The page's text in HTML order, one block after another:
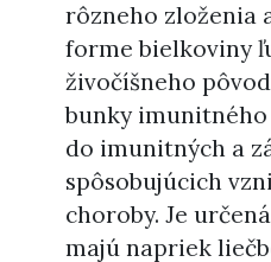
rôzneho zloženia
forme bielkoviny
živočíšneho
bunky imunitného
do imunitných a
spôsobujúcich
choroby. Je
majú napriek